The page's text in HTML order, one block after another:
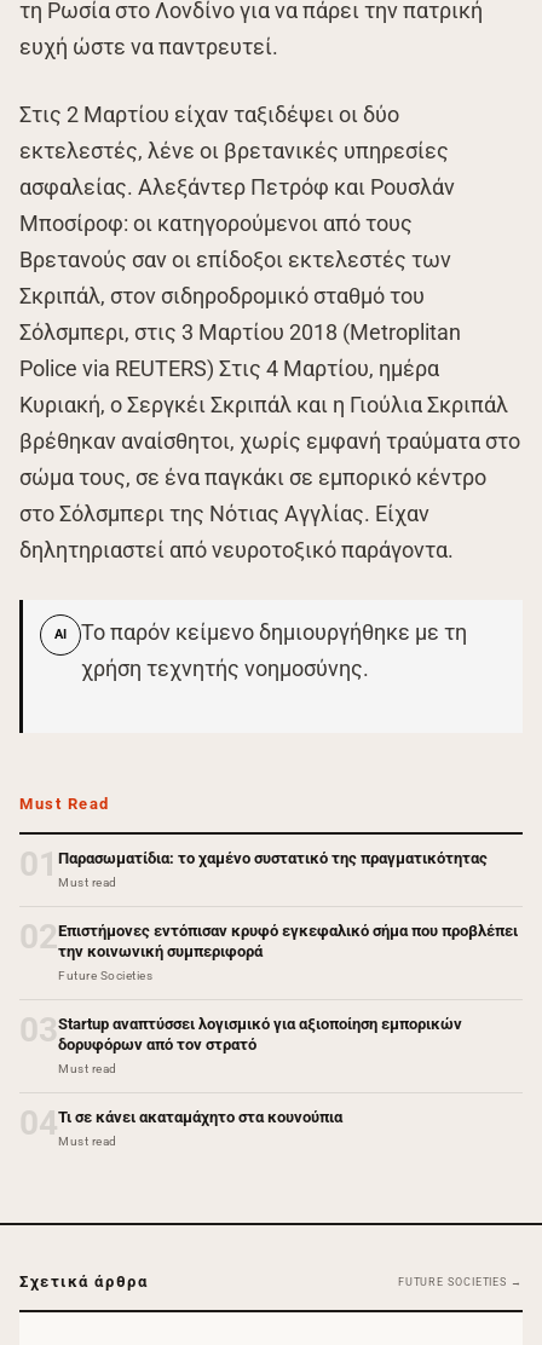
τη Ρωσία στο Λονδίνο για να πάρει την πατρική
ευχή ώστε να παντρευτεί.
Στις 2 Μαρτίου είχαν ταξιδέψει οι δύο
εκτελεστές, λένε οι βρετανικές υπηρεσίες
ασφαλείας. Αλεξάντερ Πετρόφ και Ρουσλάν
Μποσίροφ: οι κατηγορούμενοι από τους
Βρετανούς σαν οι επίδοξοι εκτελεστές των
Σκριπάλ, στον σιδηροδρομικό σταθμό του
Σόλσμπερι, στις 3 Μαρτίου 2018 (Metroplitan
Police via REUTERS) Στις 4 Μαρτίου, ημέρα
Κυριακή, ο Σεργκέι Σκριπάλ και η Γιούλια Σκριπάλ
βρέθηκαν αναίσθητοι, χωρίς εμφανή τραύματα στο
σώμα τους, σε ένα παγκάκι σε εμπορικό κέντρο
στο Σόλσμπερι της Νότιας Αγγλίας. Είχαν
δηλητηριαστεί από νευροτοξικό παράγοντα.
AI
Το παρόν κείμενο δημιουργήθηκε με τη
χρήση τεχνητής νοημοσύνης.
Must Read
01 Παρασωματίδια: το χαμένο συστατικό της πραγματικότητας
Must read
02Επιστήμονες εντόπισαν κρυφό εγκεφαλικό σήμα που προβλέπει
την κοινωνική συμπεριφορά
Future Societies
03Startup αναπτύσσει λογισμικό για αξιοποίηση εμπορικών
δορυφόρων από τον στρατό
Must read
04Τι σε κάνει ακαταμάχητο στα κουνούπια
Must read
Σχετικά άρθρα FUTURE SOCIETIES →